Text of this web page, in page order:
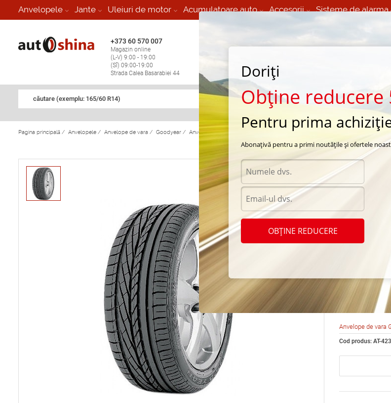
Anvelopele Jante Uleiuri de motor Acumulatoare auto Accesorii Sisteme de alarma
+373 60 570 007
Magazin online
(L-V) 9:00 - 19:00
(Sî) 09:00-19:00
Strada Calea Basarabiei 44
Vulcanizare Mobila 24/7 non
căutare (exemplu: 165/60 R14)
Pagina principală / Anvelopele / Anvelope de vara / Goodyear / Anvelope de vara Goodyear Excellence Goodyear Excellence 235/65 R17
Anvelope de vara
Cod produs: AT-
Doriți
Obține reducere
Pentru prima
Abonațivă pentru a primi noutățile și ofertele
OBȚINE REDUCERE